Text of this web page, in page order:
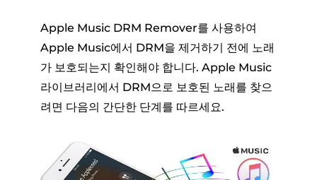
Apple Music DRM Remover를 사용하여
Apple Music에서 DRM을 제거하기 전에 노래
가 보호되는지 확인해야 합니다. Apple Music
라이브러리에서 DRM으로 보호된 노래를 찾으
려면 다음의 간단한 단계를 따르세요.